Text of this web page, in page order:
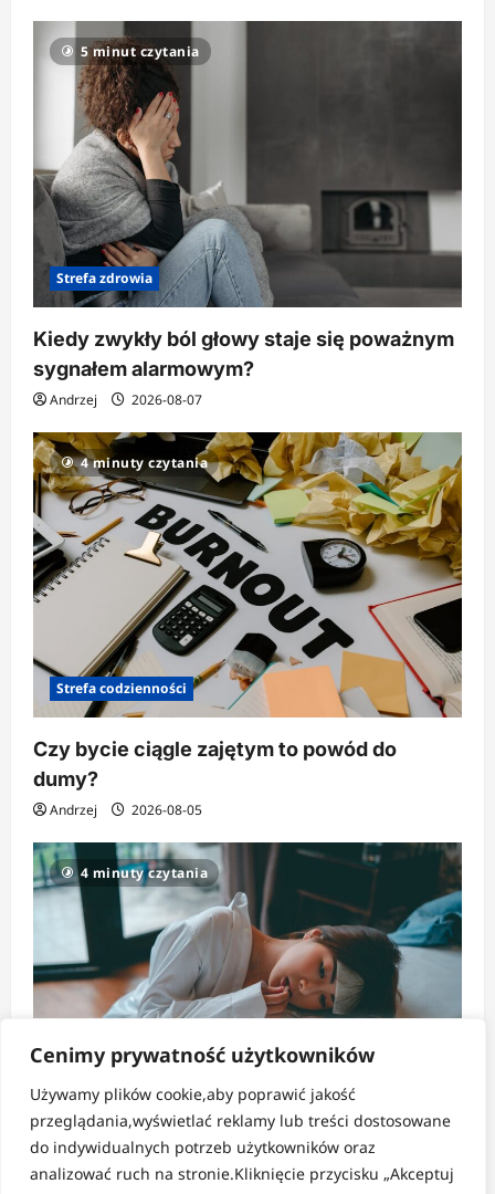
Cenimy prywatność użytkowników
Używamy plików cookie,aby poprawić jakość
przeglądania,wyświetlać reklamy lub treści dostosowane
do indywidualnych potrzeb użytkowników oraz
analizować ruch na stronie.Kliknięcie przycisku „Akceptuj
5 minut czytania
Strefa zdrowia
Kiedy zwykły ból głowy staje się poważnym
sygnałem alarmowym?
Andrzej 2026-08-07
4 minuty czytania
Strefa codzienności
Czy bycie ciągle zajętym to powód do
dumy?
Andrzej 2026-08-05
4 minuty czytania
Strefa zdrowia
Ciche i ignorowane objawy ukrytego